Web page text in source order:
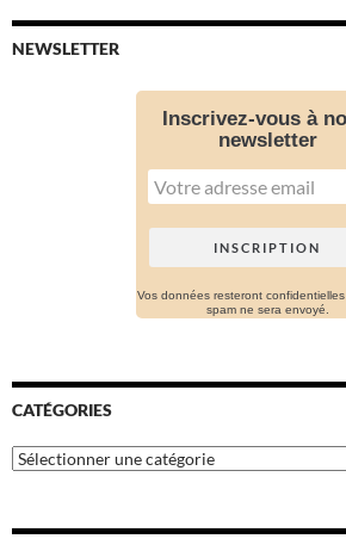
NEWSLETTER
Inscrivez-vous à
newsletter
Vos données resteront
spam ne sera envoyé.
CATÉGORIES
Catégories